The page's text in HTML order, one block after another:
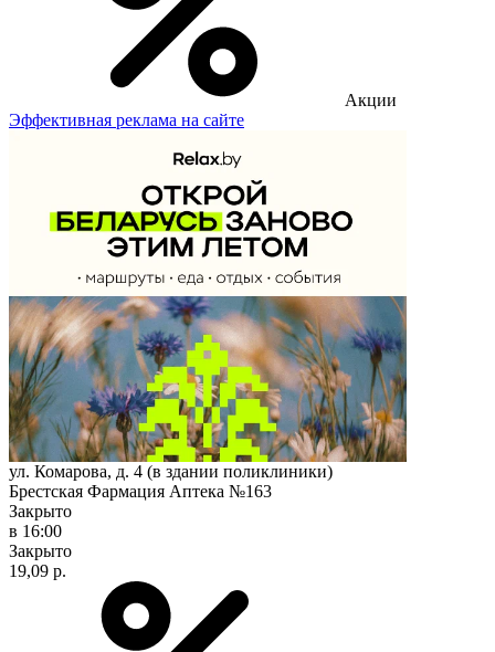
Акции
Эффективная реклама на сайте
ул. Комарова, д. 4 (в здании поликлиники)
Брестская Фармация Аптека №163
Закрыто
в 16:00
Закрыто
19,09 р.